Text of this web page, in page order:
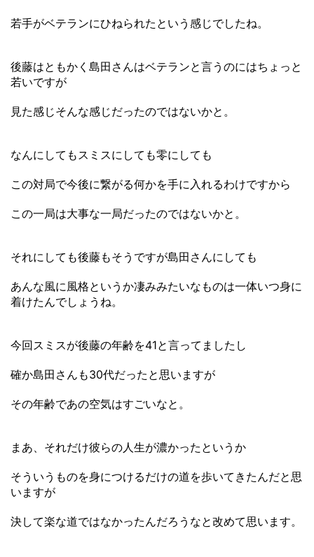
若手がベテランにひねられたという感じでしたね。
後藤はともかく島田さんはベテランと言うのにはちょっと
若いですが
見た感じそんな感じだったのではないかと。
なんにしてもスミスにしても零にしても
この対局で今後に繋がる何かを手に入れるわけですから
この一局は大事な一局だったのではないかと。
それにしても後藤もそうですが島田さんにしても
あんな風に風格というか凄みみたいなものは一体いつ身に
着けたんでしょうね。
今回スミスが後藤の年齢を41と言ってましたし
確か島田さんも30代だったと思いますが
その年齢であの空気はすごいなと。
まあ、それだけ彼らの人生が濃かったというか
そういうものを身につけるだけの道を歩いてきたんだと思
いますが
決して楽な道ではなかったんだろうなと改めて思います。